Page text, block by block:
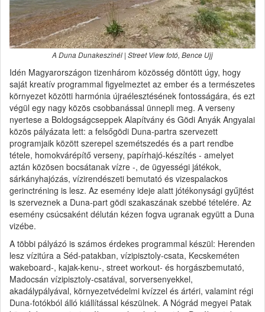
A Duna Dunakeszinél | Street View fotó, Bence Ujj
Idén Magyarországon tizenhárom közösség döntött úgy, hogy
saját kreatív programmal figyelmeztet az ember és a természetes
környezet közötti harmónia újraélesztésének fontosságára, és ezt
végül egy nagy közös csobbanással ünnepli meg. A verseny
nyertese a Boldogságcseppek Alapítvány és Gödi Anyák Angyalai
közös pályázata lett: a felsőgödi Duna-partra szervezett
programjaik között szerepel szemétszedés és a part rendbe
tétele, homokvárépítő verseny, papírhajó-készítés - amelyet
aztán közösen bocsátanak vízre -, de ügyességi játékok,
sárkányhajózás, vízirendészeti bemutató és vizespalackos
gerinctréning is lesz. Az esemény ideje alatt jótékonysági gyűjtést
is szerveznek a Duna-part gödi szakaszának szebbé tételére. Az
esemény csúcsaként délután kézen fogva ugranak együtt a Duna
vizébe.
A többi pályázó is számos érdekes programmal készül: Herenden
lesz vízitúra a Séd-patakban, vízipisztoly-csata, Kecskeméten
wakeboard-, kajak-kenu-, street workout- és horgászbemutató,
Madocsán vízipisztoly-csatával, sorversenyekkel,
akadálypályával, környezetvédelmi kvízzel és ártéri, valamint régi
Duna-fotókból álló kiállítással készülnek. A Nógrád megyei Patak